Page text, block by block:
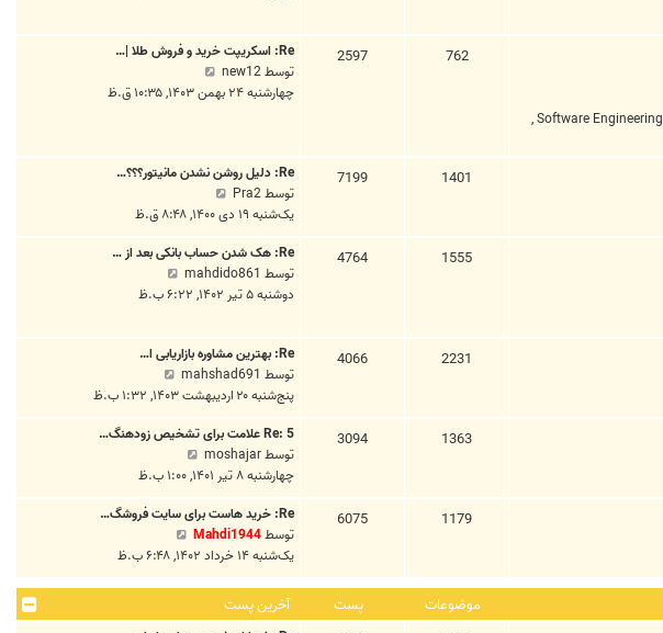
تی
ن
س
ه
د
ا
ی
ن
س
ت
Software Engineering
,
762
2597
Re: اسکریپت خرید و فروش طلا |…
توسطnew12
ش
د
ه
خ
ر
ی
ن
پ
ت
چهارشنبه ۲۴ بهمن ۱۴۰۳, ۱۰:۳۵ ق.ظ
1401
7199
Re: دلیل روشن نشدن مانیتور؟؟؟…
توسطPra2
ش
ا
ه
د
ه
خ
ر
ی
ن
پ
س
ت
یک‌شنبه ۱۹ دی ۱۴۰۰, ۸:۴۸ ق.ظ
1555
4764
Re: هک شدن حساب بانکی بعد از …
توسط mahdido861
ش
ه
د
ه
ا
خ
ر
ن
پ
س
دوشنبه ۵ تیر ۱۴۰۲, ۶:۲۲ ب.ظ
2231
4066
Re: بهترین مشاوره بازاریابی ا…
توسط mahshad691
ش
ا
ه
ه
ا
خ
ی
ن
س
پنج‌شنبه ۲۰ اردیبهشت ۱۴۰۳, ۱:۳۲ ب.ظ
1363
3094
Re: 5 علامت برای تشخیص زودهنگ…
توسطmoshajar
ش
ا
ه
د
ه
ا
ر
چهارشنبه ۸ تیر ۱۴۰۱, ۱:۰۰ ب.ظ
1179
6075
Re: خرید هاست برای سایت فروشگ…
توسطMahdi1944
ش
ا
د
یک‌شنبه ۱۴ خرداد ۱۴۰۲, ۶:۴۸ ب.ظ
موضوعات پست آخرین پست